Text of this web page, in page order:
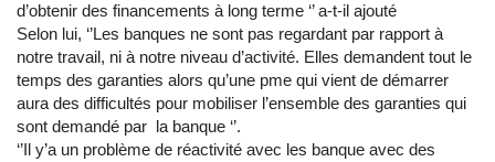
d’obtenir des financements à long terme ‘’ a-t-il ajouté
Selon lui, ‘’Les banques ne sont pas regardant par rapport à
notre travail, ni à notre niveau d’activité. Elles demandent tout le
temps des garanties alors qu’une pme qui vient de démarrer
aura des difficultés pour mobiliser l’ensemble des garanties qui
sont demandé par la banque ‘’.
‘’Il y’a un problème de réactivité avec les banque avec des